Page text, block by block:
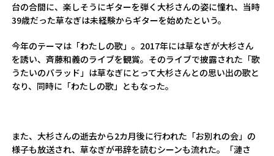
台の合間に、楽しそうにギターを弾く大杉さんの姿に憧れ、当時
39歳だった草なぎは未経験からギターを始めたという。
今年のテーマは「わたしの歌」。2017年には草なぎが大杉さん
を誘い、斉藤和義のライブを観賞。そのライブで披露された「歌
うたいのバラッド」は草なぎにとって大杉さんとの思い出の歌と
なり、同時に「わたしの歌」ともなった。
また、大杉さんの逝去から2カ月後に行われた「お別れの会」の
様子も放送され、草なぎが弔辞を読むシーンも流れた。「漣さ